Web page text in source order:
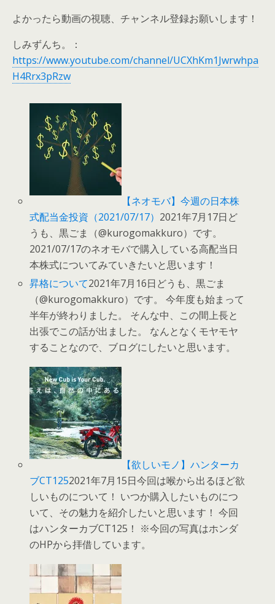
よかったら動画の視聴、チャンネル登録お願いします！
しみずんち。：
https://www.youtube.com/channel/UCXhKm1Jwrwhpa
H4Rrx3pRzw
【ネオモバ】今週の日本株
式配当金投資（2021/07/17） 2021年7月17日ど
うも、黒ごま（@kurogomakkuro）です。
2021/07/17のネオモバで購入している高配当日
本株式についてみていきたいと思います！
昇格について2021年7月16日どうも、黒ごま
（@kurogomakkuro）です。 今年度も始まって
半年が終わりました。 そんな中、この間上長と
出張でこの話が出ました。 なんとなくモヤモヤ
することなので、ブログにしたいと思います。
【欲しいモノ】ハンターカ
ブCT1252021年7月15日今回は喉から出るほど欲
しいものについて！ いつか購入したいものにつ
いて、その魅力を紹介したいと思います！ 今回
はハンターカブCT125！ ※今回の写真はホンダ
のHPから拝借しています。